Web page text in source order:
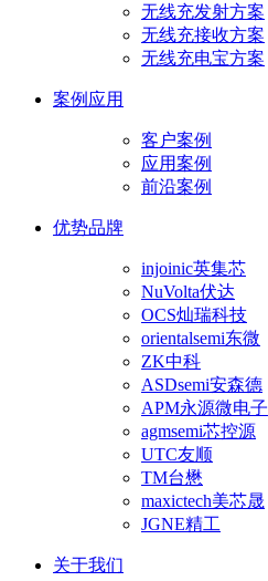
无线充发射方案
无线充接收方案
无线充电宝方案
案例应用
客户案例
应用案例
前沿案例
优势品牌
injoinic英集芯
NuVolta伏达
OCS灿瑞科技
orientalsemi东微
ZK中科
ASDsemi安森德
APM永源微电子
agmsemi芯控源
UTC友顺
TM台懋
maxictech美芯晟
JGNE精工
关于我们